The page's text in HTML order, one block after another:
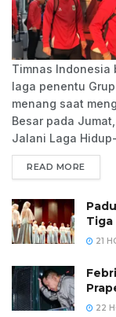
Timnas Indonesia
laga penentu
menang saat
Besar pada
Jalani Laga
READ MORE
Tiga
21
22